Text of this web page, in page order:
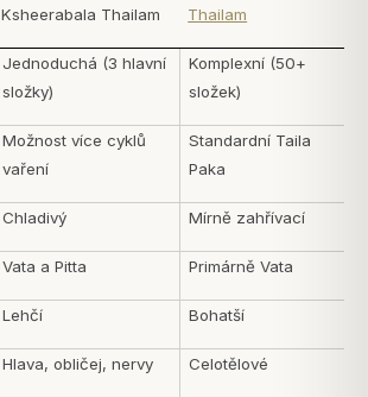
Ksheerabala Thailam Thailam
Jednoduchá (3 hlavní
složky)
Komplexní (50+
složek)
Možnost více cyklů
vaření
Standardní Taila
Paka
Chladivý Mírně zahřívací
Vata a Pitta Primárně Vata
Lehčí Bohatší
Hlava, obličej, nervy Celotělové